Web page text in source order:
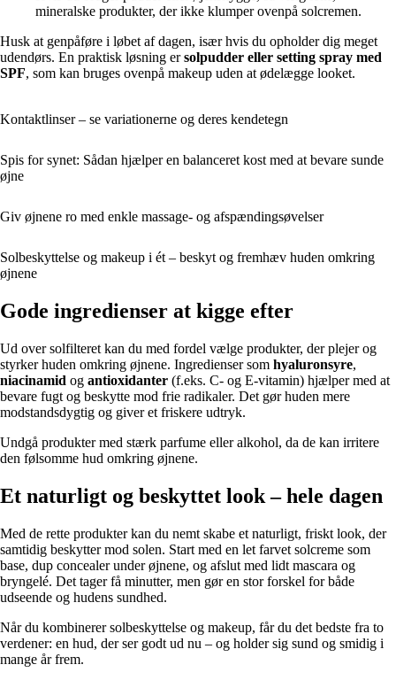
mineralske produkter, der ikke klumper ovenpå solcremen.
Husk at genpåføre i løbet af dagen, især hvis du opholder dig meget
udendørs. En praktisk løsning ersolpudder eller setting spray med
SPF, som kan bruges ovenpå makeup uden at ødelægge looket.
Kontaktlinser – se variationerne og deres kendetegn
Spis for synet: Sådan hjælper en balanceret kost med at bevare sunde
øjne
Giv øjnene ro med enkle massage- og afspændingsøvelser
Solbeskyttelse og makeup i ét – beskyt og fremhæv huden omkring
øjnene
Gode ingredienser at kigge efter
Ud over solfilteret kan du med fordel vælge produkter, der plejer og
styrker huden omkring øjnene. Ingredienser som hyaluronsyre,
niacinamid og antioxidanter (f.eks. C- og E-vitamin) hjælper med at
bevare fugt og beskytte mod frie radikaler. Det gør huden mere
modstandsdygtig og giver et friskere udtryk.
Undgå produkter med stærk parfume eller alkohol, da de kan irritere
den følsomme hud omkring øjnene.
Et naturligt og beskyttet look – hele dagen
Med de rette produkter kan du nemt skabe et naturligt, friskt look, der
samtidig beskytter mod solen. Start med en let farvet solcreme som
base, dup concealer under øjnene, og afslut med lidt mascara og
bryngelé. Det tager få minutter, men gør en stor forskel for både
udseende og hudens sundhed.
Når du kombinerer solbeskyttelse og makeup, får du det bedste fra to
verdener: en hud, der ser godt ud nu – og holder sig sund og smidig i
mange år frem.